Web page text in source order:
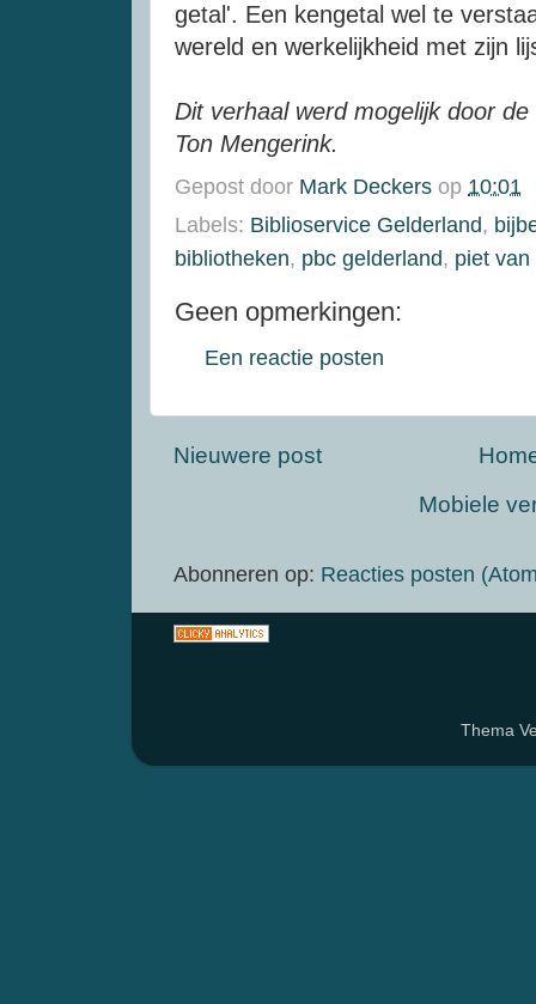
getal'. Een kengetal wel te
wereld en werkelijkheid met zijn
Dit verhaal werd mogelijk door
Ton Mengerink.
Gepost door Mark Deckers op 10:01
Labels: Biblioservice Gelderland,
bibliotheken, pbc gelderland, piet van
Geen opmerkingen:
Een reactie posten
Nieuwere post
Mobiele
Abonneren op: Reacties posten
Thema